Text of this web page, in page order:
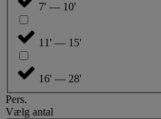
7' — 10'
11' — 15'
16' — 28'
Pers.
Vælg antal